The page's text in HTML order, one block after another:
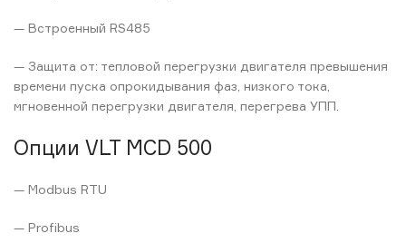
— Встроенный RS485
— Защита от: тепловой перегрузки двигателя превышения
времени пуска опрокидывания фаз, низкого тока,
мгновенной перегрузки двигателя, перегрева УПП.
Опции VLT MCD 500
— Modbus RTU
— Profibus